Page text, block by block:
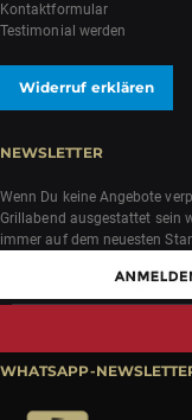
Kontaktformular
Testimonial werden
Widerruf erklären
NEWSLETTER
Wenn Du keine Angebote
Grillabend ausgestattet sein
immer auf dem neuesten
WHATSAPP-